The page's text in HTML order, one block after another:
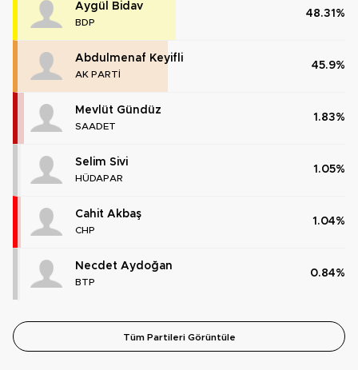
Aygül Bidav
BDP
48.31%
Abdulmenaf Keyifli
AK PARTİ
45.9%
Mevlüt Gündüz
SAADET
1.83%
Selim Sivi
HÜDAPAR
1.05%
Cahit Akbaş
CHP
1.04%
Necdet Aydoğan
BTP
0.84%
Tüm Partileri Görüntüle